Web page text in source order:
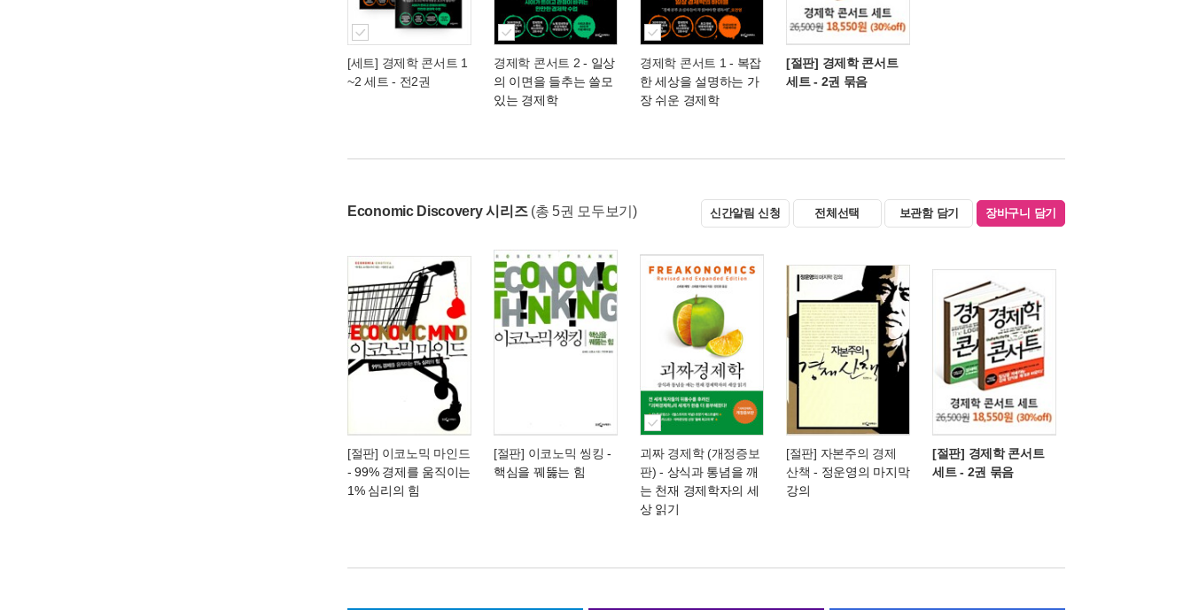
[세트] 경제학 콘서트 1
~2 세트 - 전2권
경제학 콘서트 2 - 일상
의 이면을 들추는 쓸모
있는 경제학
경제학 콘서트 1 - 복잡
한 세상을 설명하는 가
장 쉬운 경제학
[절판] 경제학 콘서트
세트 - 2권 묶음
Economic Discovery 시리즈 (총 5권 모두보기) 신간알림 신청 전체선택 보관함 담기 장바구니 담기
[절판] 이코노믹 마인드
- 99% 경제를 움직이는
1% 심리의 힘
[절판] 이코노믹 씽킹 -
핵심을 꿰뚫는 힘
괴짜 경제학 (개정증보
판) - 상식과 통념을 깨
는 천재 경제학자의 세
상 읽기
[절판] 자본주의 경제
산책 - 정운영의 마지막
강의
[절판] 경제학 콘서트
세트 - 2권 묶음